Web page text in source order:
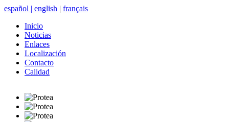
español | english | français
Inicio
Noticias
Enlaces
Localización
Contacto
Calidad